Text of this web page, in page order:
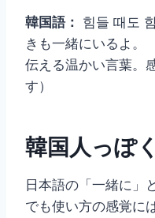
韓国語： 힘들 때도
きも一緒にいるよ。
伝える温かい言葉。
す）
韓国人っぽ
日本語の「一緒に」
でも使い方の感覚に